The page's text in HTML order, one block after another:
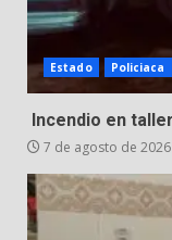
Estado Policiaca
Incendio en
7 de agosto de 2026